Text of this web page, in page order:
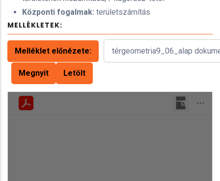
Központi fogalmak: területszámítás
MELLÉKLETEK:
Melléklet előnézete:
Megnyit Letölt